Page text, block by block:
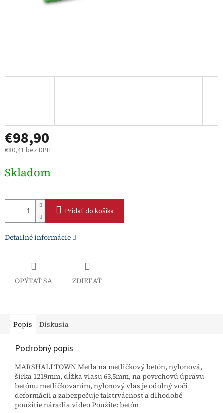
€98,90
€80,41 bez DPH
cena:
Skladom
Pridať do košíka
Detailné informácie
OPÝTAŤ SA ZDIEĽAŤ
Popis Diskusia
Podrobný popis
MARSHALLTOWN Metla na metličkový betón, nylonová,
šírka 1219mm, dĺžka vlasu 63,5mm, na povrchovú úpravu
betónu metličkovaním, nylonový vlas je odolný voči
deformácii a zabezpečuje tak trvácnosť a dlhodobé
použitie náradia video Použite: betón